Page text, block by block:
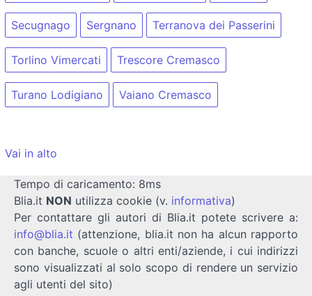
Secugnago Sergnano Terranova dei Passerini
Torlino Vimercati Trescore Cremasco
Turano Lodigiano Vaiano Cremasco
Vai in alto
Tempo di caricamento: 8ms
Blia.it NON utilizza cookie (v. informativa)
Per contattare gli autori di Blia.it potete scrivere a:
info@blia.it (attenzione, blia.it non ha alcun rapporto
con banche, scuole o altri enti/aziende, i cui indirizzi
sono visualizzati al solo scopo di rendere un servizio
agli utenti del sito)